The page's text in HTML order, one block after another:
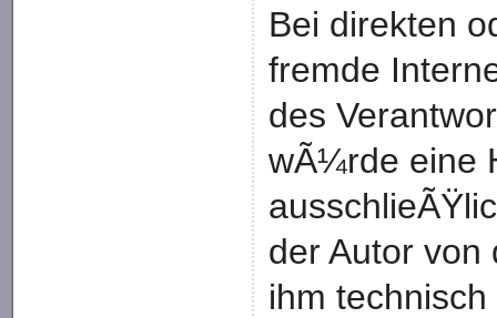
Bei direkten
fremde
des
wÃ¼rde eine
der Autor von
ihm